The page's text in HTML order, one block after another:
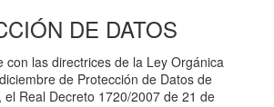
DE DATOS
con las directrices de la Ley Orgánica
de Protección de Datos de
el Real Decreto 1720/2007 de 21 de